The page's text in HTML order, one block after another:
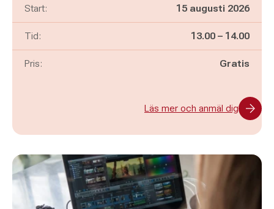
Start: 15 augusti 2026
Tid: Pågår mellan
13.00 – och
14.00
Pris: Gratis
Läs mer och anmäl dig